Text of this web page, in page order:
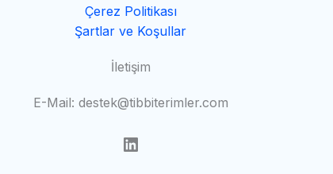
Çerez Politikası
Şartlar ve Koşullar
İletişim
E-Mail: destek@tibbiterimler.com
LinkedIn